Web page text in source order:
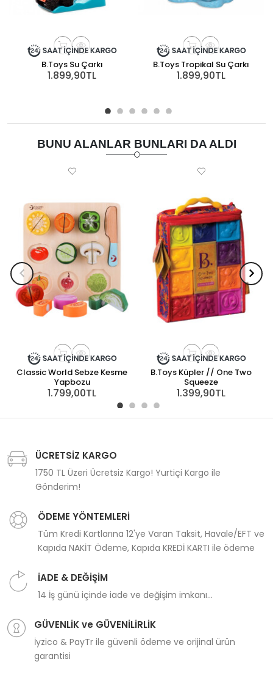
B.Toys Su Çarkı
1.899,90TL
B.Toys Tropikal Su Çarkı
1.899,90TL
BUNU ALANLAR BUNLARI DA ALDI
Classic World Sebze Kesme
Yapbozu
1.799,00TL
B.Toys Küpler // One Two
Squeeze
1.399,90TL
ÜCRETSİZ KARGO
1750 TL Üzeri Ücretsiz Kargo! Yurtiçi Kargo ile
Gönderim!
ÖDEME YÖNTEMLERİ
Tüm Kredi Kartlarına 12'ye Varan Taksit, Havale/EFT ve
Kapıda NAKİT Ödeme, Kapıda KREDİ KARTI ile ödeme
İADE & DEĞİŞİM
14 İş günü içinde iade ve değişim imkanı...
GÜVENLİK ve GÜVENİLİRLİK
İyzico & PayTr ile güvenli ödeme ve orijinal ürün
garantisi